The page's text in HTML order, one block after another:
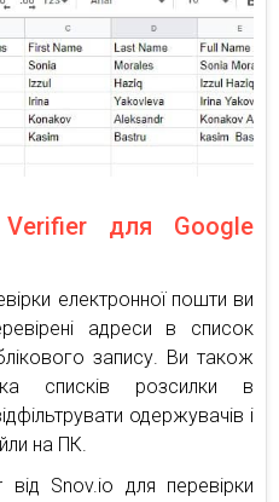
для Google
електронної пошти ви
адреси в список
запису. Ви також
списків розсилки в
одержувачів і
на ПК.
Snov.io для перевірки